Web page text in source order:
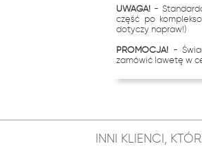
UWAGA! -
część po
dotyczy napraw!)
PROMOCJA! -
zamówić lawetę w
INNI KLIENCI,